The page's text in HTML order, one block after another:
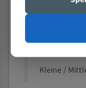
Speziell
Kleine und
Kleine /